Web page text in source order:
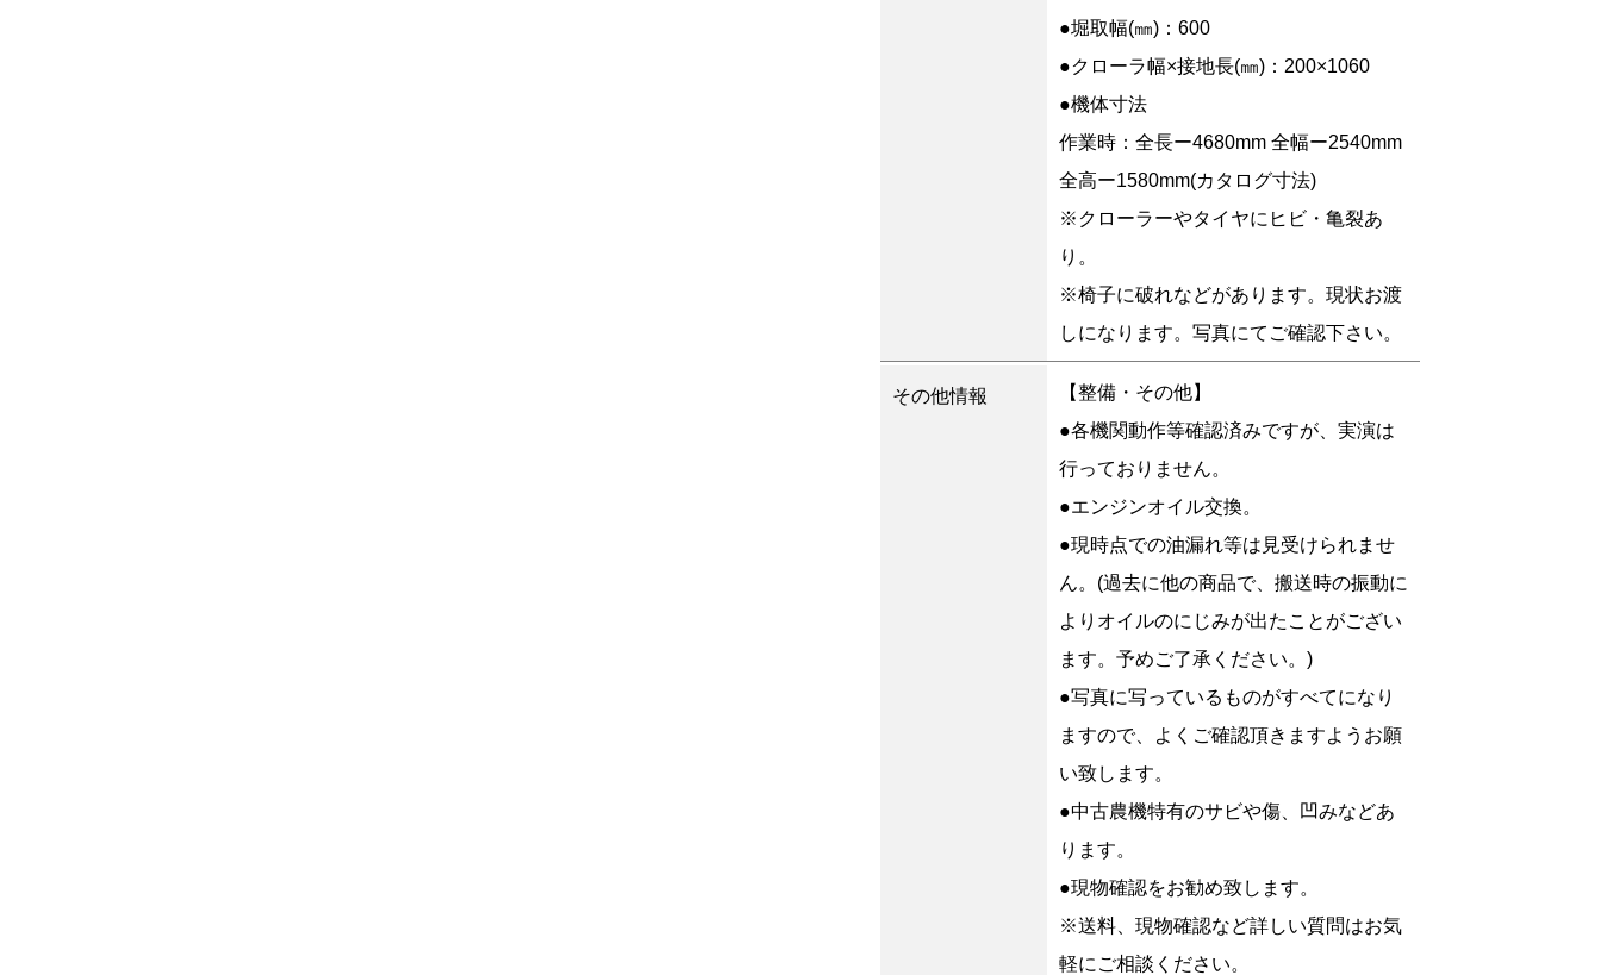
●堀取幅(㎜)：600
●クローラ幅×接地長(㎜)：200×1060
●機体寸法
作業時：全長ー4680mm 全幅ー2540mm
全高ー1580mm(カタログ寸法)
※クローラーやタイヤにヒビ・亀裂あ
り。
※椅子に破れなどがあります。現状お渡
しになります。写真にてご確認下さい。
その他情報
【整備・その他】
●各機関動作等確認済みですが、実演は
行っておりません。
●エンジンオイル交換。
●現時点での油漏れ等は見受けられませ
ん。(過去に他の商品で、搬送時の振動に
よりオイルのにじみが出たことがござい
ます。予めご了承ください。)
●写真に写っているものがすべてになり
ますので、よくご確認頂きますようお願
い致します。
●中古農機特有のサビや傷、凹みなどあ
ります。
●現物確認をお勧め致します。
※送料、現物確認など詳しい質問はお気
軽にご相談ください。